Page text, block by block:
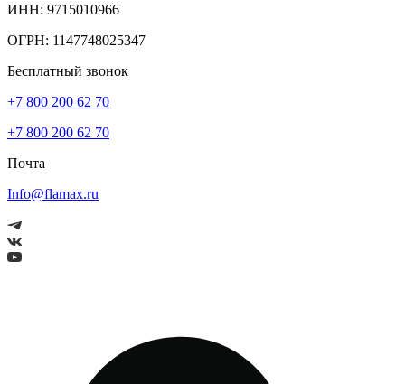
ИНН: 9715010966
ОГРН: 1147748025347
Бесплатный звонок
+7 800 200 62 70
+7 800 200 62 70
Почта
Info@flamax.ru